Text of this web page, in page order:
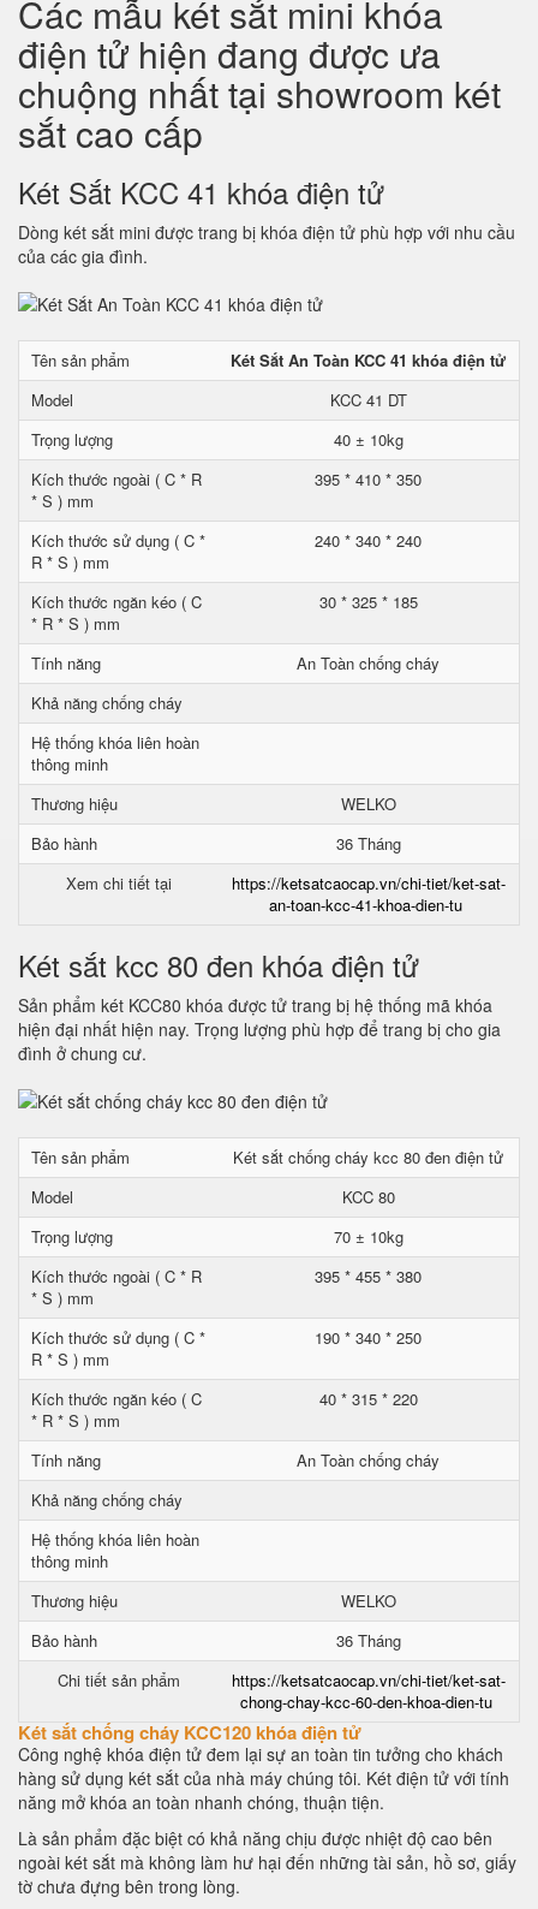
Các mẫu két sắt mini khóa
điện tử hiện đang được ưa
chuộng nhất tại showroom két
sắt cao cấp
Két Sắt KCC 41 khóa điện tử
Dòng két sắt mini được trang bị khóa điện tử phù hợp với nhu cầu
của các gia đình.
Tên sản phẩm
Két Sắt An Toàn KCC 41 khóa điện tử
Model
KCC 41 DT
Trọng lượng
40 ± 10kg
Kích thước ngoài ( C * R
* S ) mm
395 * 410 * 350
Kích thước sử dụng ( C *
R * S ) mm
240 * 340 * 240
Kích thước ngăn kéo ( C
* R * S ) mm
30 * 325 * 185
Tính năng
An Toàn chống cháy
Khả năng chống cháy
Hệ thống khóa liên hoàn
thông minh
Thương hiệu
WELKO
Bảo hành
36 Tháng
Xem chi tiết tại
https://ketsatcaocap.vn/chi-tiet/ket-sat-
an-toan-kcc-41-khoa-dien-tu
Két sắt kcc 80 đen khóa điện tử
Sản phẩm két KCC80 khóa được tử trang bị hệ thống mã khóa
hiện đại nhất hiện nay. Trọng lượng phù hợp để trang bị cho gia
đình ở chung cư.
Tên sản phẩm
Két sắt chống cháy kcc 80 đen điện tử
Model
KCC 80
Trọng lượng
70 ± 10kg
Kích thước ngoài ( C * R
* S ) mm
395 * 455 * 380
Kích thước sử dụng ( C *
R * S ) mm
190 * 340 * 250
Kích thước ngăn kéo ( C
* R * S ) mm
40 * 315 * 220
Tính năng
An Toàn chống cháy
Khả năng chống cháy
Hệ thống khóa liên hoàn
thông minh
Thương hiệu
WELKO
Bảo hành
36 Tháng
Chi tiết sản phẩm
https://ketsatcaocap.vn/chi-tiet/ket-sat-
chong-chay-kcc-60-den-khoa-dien-tu
Két sắt chống cháy KCC120 khóa điện tử
Công nghệ khóa điện tử đem lại sự an toàn tin tưởng cho khách
hàng sử dụng két sắt của nhà máy chúng tôi. Két điện tử với tính
năng mở khóa an toàn nhanh chóng, thuận tiện.
Là sản phẩm đặc biệt có khả năng chịu được nhiệt độ cao bên
ngoài két sắt mà không làm hư hại đến những tài sản, hồ sơ, giấy
tờ chưa đựng bên trong lòng.